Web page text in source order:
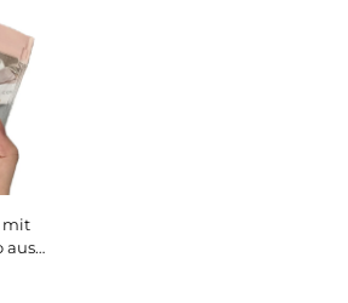
mit
aus